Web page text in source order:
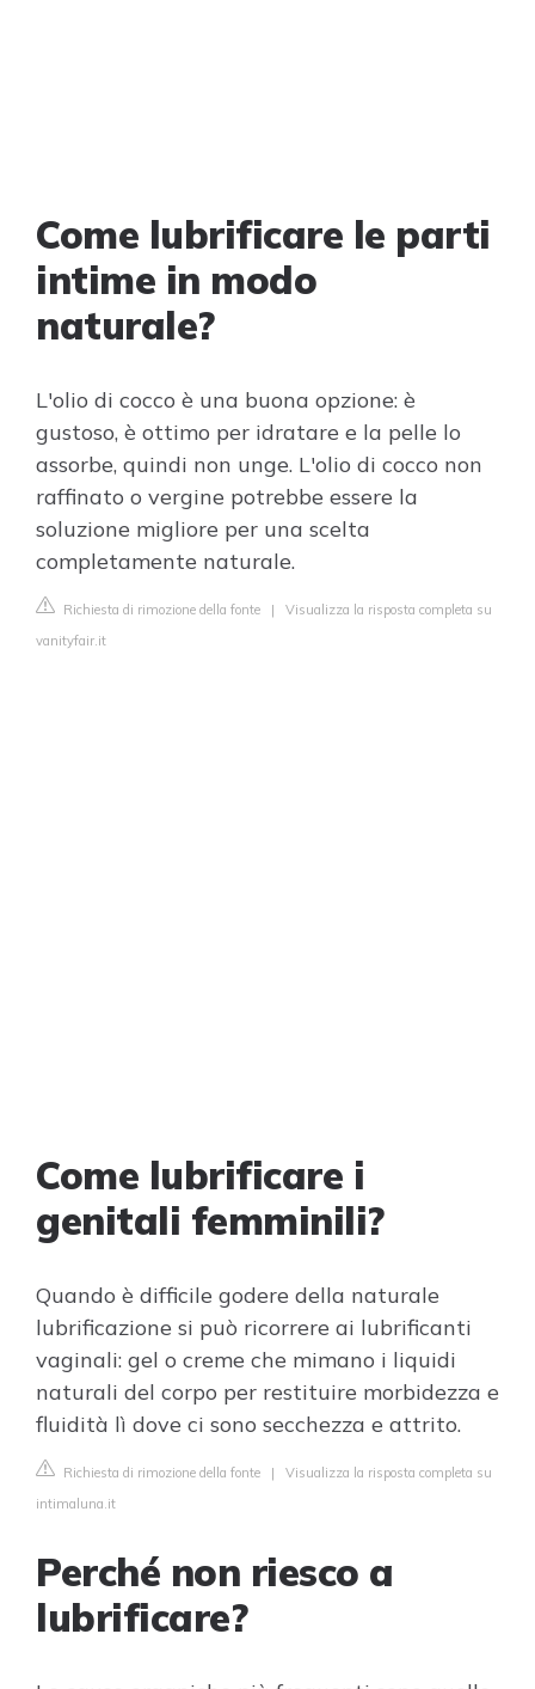
Come lubrificare le parti
intime in modo
naturale?
L'olio di cocco è una buona opzione: è
gustoso, è ottimo per idratare e la pelle lo
assorbe, quindi non unge. L'olio di cocco non
raffinato o vergine potrebbe essere la
soluzione migliore per una scelta
completamente naturale.
Richiesta di rimozione della fonte | Visualizza la risposta completa su
vanityfair.it
Come lubrificare i
genitali femminili?
Quando è difficile godere della naturale
lubrificazione si può ricorrere ai lubrificanti
vaginali: gel o creme che mimano i liquidi
naturali del corpo per restituire morbidezza e
fluidità lì dove ci sono secchezza e attrito.
Richiesta di rimozione della fonte | Visualizza la risposta completa su
intimaluna.it
Perché non riesco a
lubrificare?